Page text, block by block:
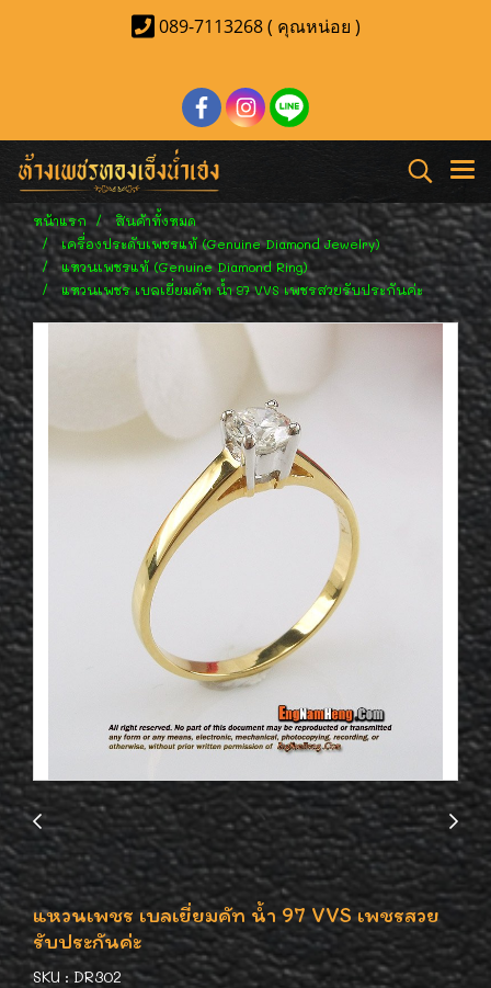
089-7113268 ( คุณหน่อย )
หน้าแรก
สินค้าทั้งหมด
เครื่องประดับเพชรแท้ (Genuine Diamond Jewelry)
แหวนเพชรแท้ (Genuine Diamond Ring)
แหวนเพชร เบลเยี่ยมคัท น้ำ 97 VVS เพชรสวยรับประกันค่ะ
แหวนเพชร เบลเยี่ยมคัท น้ำ 97 VVS เพชรสวย
รับประกันค่ะ
SKU : DR302